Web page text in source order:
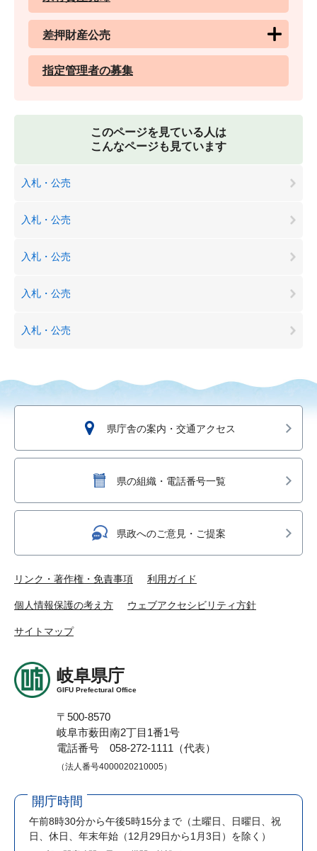
差押財産公売
指定管理者の募集
このページを見ている人は
こんなページも見ています
入札・公売
入札・公売
入札・公売
入札・公売
入札・公売
県庁舎の案内・交通アクセス
県の組織・電話番号一覧
県政へのご意見・ご提案
リンク・著作権・免責事項 利用ガイド
個人情報保護の考え方 ウェブアクセシビリティ方針
サイトマップ
岐阜県庁
GIFU Prefectural Office
〒500-8570
岐阜市薮田南2丁目1番1号
電話番号 058-272-1111（代表）
（法人番号4000020210005）
開庁時間
午前8時30分から午後5時15分まで （土曜日、日曜日、祝
日、休日、年末年始（12月29日から1月3日）を除く）